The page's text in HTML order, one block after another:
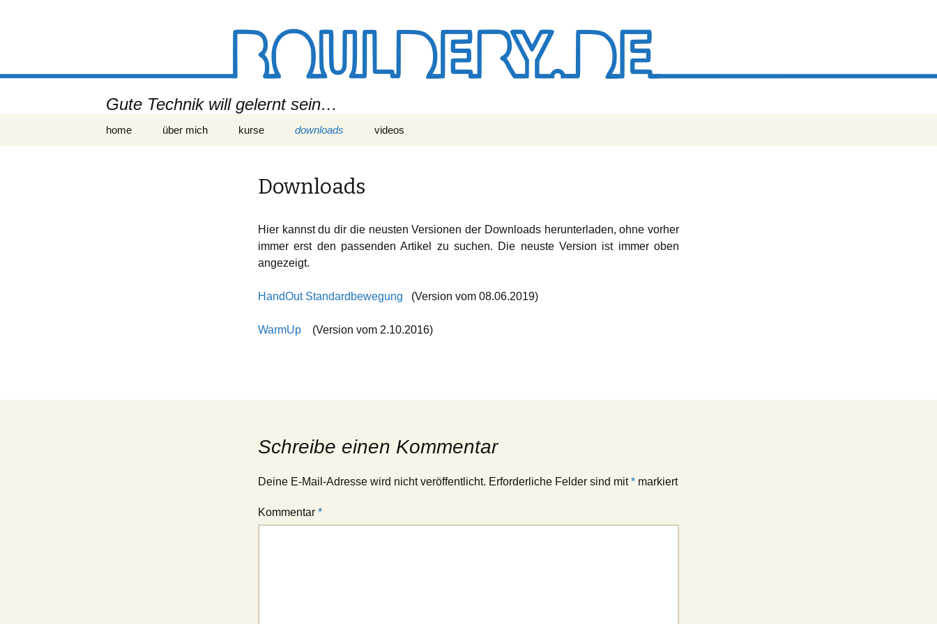
Gute Technik will gelernt sein…
home über mich kurse downloads videos
Downloads
Hier kannst du dir die neusten Versionen der Downloads herunterladen, ohne vorher
immer erst den passenden Artikel zu suchen. Die neuste Version ist immer oben
angezeigt.
HandOut Standardbewegung (Version vom 08.06.2019)
WarmUp (Version vom 2.10.2016)
Schreibe einen Kommentar
Deine E-Mail-Adresse wird nicht veröffentlicht. Erforderliche Felder sind mit* markiert
Kommentar *